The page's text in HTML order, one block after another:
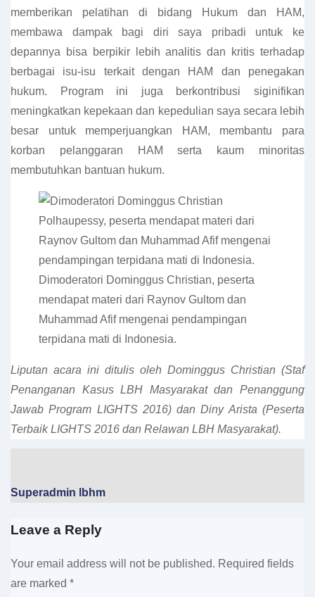
memberikan pelatihan di bidang Hukum dan HAM,
membawa dampak bagi diri saya pribadi untuk ke
depannya bisa berpikir lebih analitis dan kritis terhadap
berbagai isu-isu terkait dengan HAM dan penegakan
hukum. Program ini juga berkontribusi siginifikan
meningkatkan kepekaan dan kepedulian saya secara lebih
besar untuk memperjuangkan HAM, membantu para
korban pelanggaran HAM serta kaum minoritas
membutuhkan bantuan hukum.
Dimoderatori Dominggus Christian, peserta
mendapat materi dari Raynov Gultom dan
Muhammad Afif mengenai pendampingan
terpidana mati di Indonesia.
Liputan acara ini ditulis oleh Dominggus Christian (Staf
Penanganan Kasus LBH Masyarakat dan Penanggung
Jawab Program LIGHTS 2016) dan Diny Arista (Peserta
Terbaik LIGHTS 2016 dan Relawan LBH Masyarakat).
Superadmin lbhm
Leave a Reply
Your email address will not be published. Required fields
are marked *